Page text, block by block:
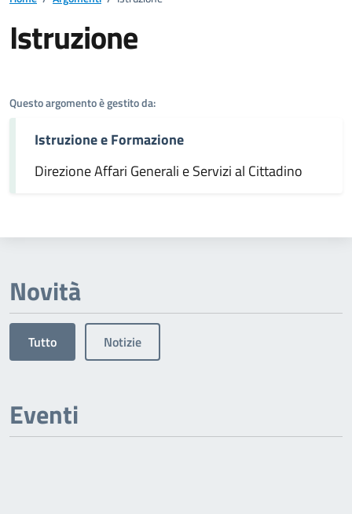
Istruzione
Questo argomento è gestito da:
Istruzione e Formazione
Direzione Affari Generali e Servizi al Cittadino
Novità
Tutto Notizie
Eventi